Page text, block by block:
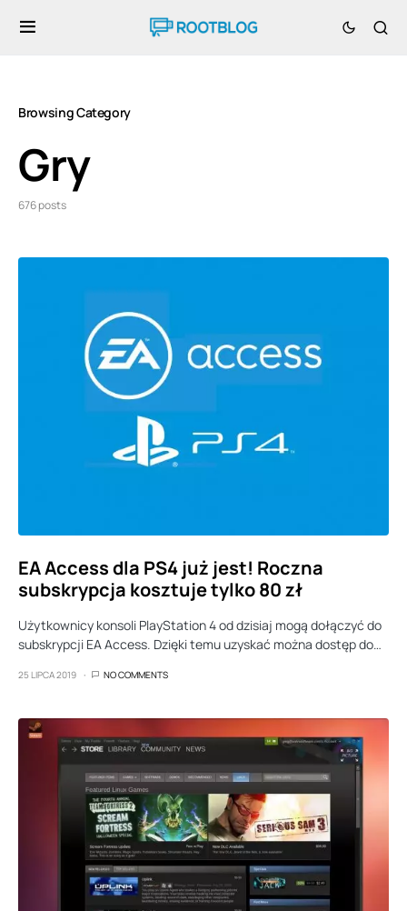
Browsing Category
Gry
676 posts
EA Access dla PS4 już jest! Roczna
subskrypcja kosztuje tylko 80 zł
Użytkownicy konsoli PlayStation 4 od dzisiaj mogą dołączyć do
subskrypcji EA Access. Dzięki temu uzyskać można dostęp do…
25 LIPCA 2019 NO COMMENTS